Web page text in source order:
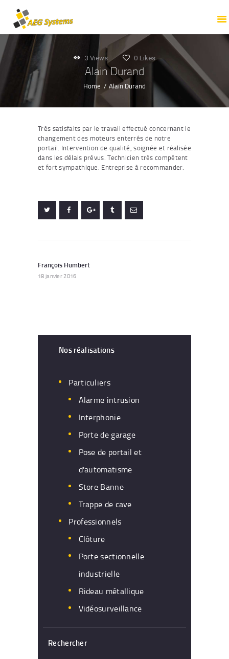
3 Views 0 Likes
Alain Durand
Home Alain Durand
PROFESSIONNELS
PARTICULIERS
TOUTES NOS
PRESTATIONS
NOTRE ENTREPRISE
NOUS CONTACTER
Très satisfaits par le travail effectué concernant le
changement des moteurs enterrés de notre
portail. Intervention de qualité, soignée et réalisée
dans les délais prévus. Technicien très compétent
et fort sympathique. Entreprise à recommander.
de
l’article
Previous
post:
François Humbert
18 janvier 2016
Nos réalisations
Particuliers
Alarme intrusion
Interphonie
Porte de garage
Pose de portail et
d'automatisme
Store Banne
Trappe de cave
Professionnels
Clôture
Porte sectionnelle
industrielle
Rideau métallique
Vidéosurveillance
Rechercher